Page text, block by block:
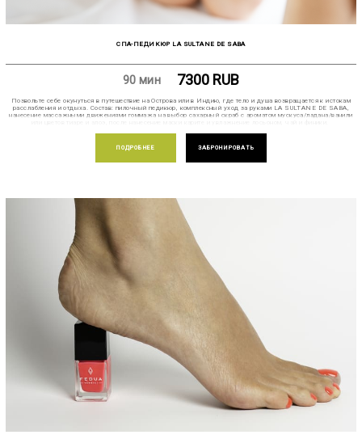
СПА-ПЕДИКЮР LA SULTANE DE SABA
90 мин 7300 RUB
Позвольте себе окунуться в путешествие на Острова или в Индию, где тело и душа возвращается к истокам
расслабления и отдыха. Состав: пилочный педикюр, комплексный уход за руками LA SULTANE DE SABA,
нанесение массажными движениями гоммажа на выбор сахарный скраб с ароматом мускуса/ладана/ванили
ПОДРОБНЕЕ ЗАБРОНИРОВАТЬ